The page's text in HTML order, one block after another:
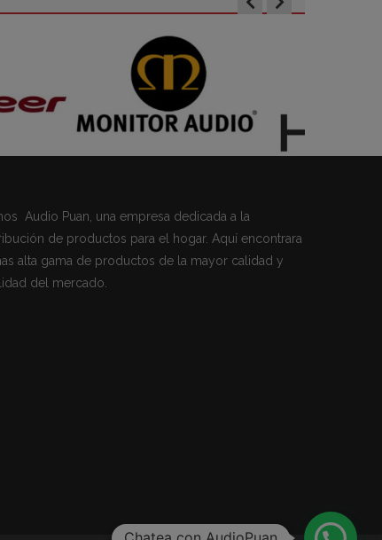
Audio Puan, una empresa dedicada a la
de productos para el hogar. Aquí encontrara
alta gama de productos de la mayor calidad y
del mercado.